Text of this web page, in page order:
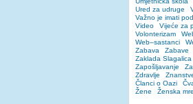
Ured za udruge
Važno je imati
Video
Vijeće za
Volonterizam
Web–sastanci
Zabava
Zabave
Zaklada Slagalica
Zapošljavanje
Zdravlje
Članci o Oazi
Žene
Ženska